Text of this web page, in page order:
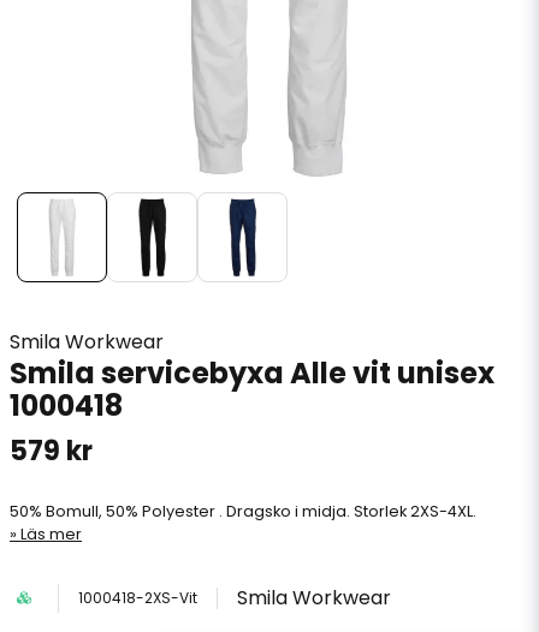
Smila Workwear
Smila servicebyxa Alle vit unisex
1000418
579 kr
50% Bomull, 50% Polyester . Dragsko i midja. Storlek 2XS-4XL.
Läs mer
1000418-2XS-Vit Smila Workwear